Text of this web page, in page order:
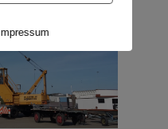
Impressum